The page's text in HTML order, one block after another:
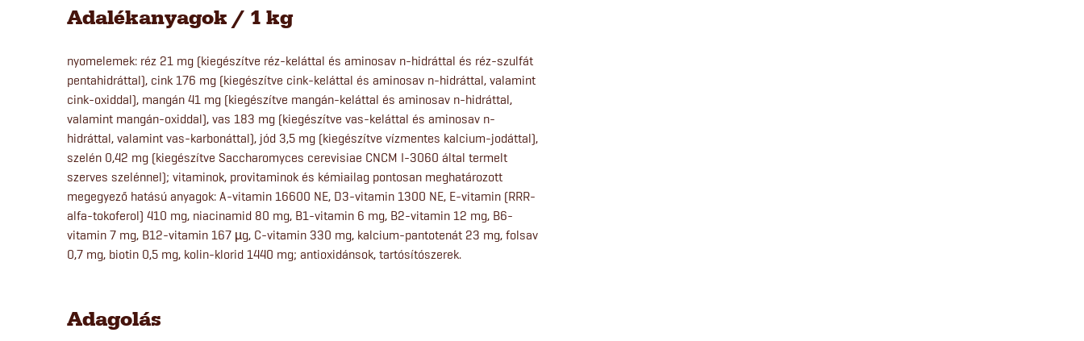
Adalékanyagok / 1 kg
nyomelemek: réz 21 mg (kiegészítve réz-keláttal és aminosav n-hidráttal és réz-szulfát
pentahidráttal), cink 176 mg (kiegészítve cink-keláttal és aminosav n-hidráttal, valamint
cink-oxiddal), mangán 41 mg (kiegészítve mangán-keláttal és aminosav n-hidráttal,
valamint mangán-oxiddal), vas 183 mg (kiegészítve vas-keláttal és aminosav n-
hidráttal, valamint vas-karbonáttal), jód 3,5 mg (kiegészítve vízmentes kalcium-jodáttal),
szelén 0,42 mg (kiegészítve Saccharomyces cerevisiae CNCM I-3060 által termelt
szerves szelénnel); vitaminok, provitaminok és kémiailag pontosan meghatározott
megegyező hatású anyagok: A-vitamin 16600 NE, D3-vitamin 1300 NE, E-vitamin (RRR-
alfa-tokoferol) 410 mg, niacinamid 80 mg, B1-vitamin 6 mg, B2-vitamin 12 mg, B6-
vitamin 7 mg, B12-vitamin 167 µg, C-vitamin 330 mg, kalcium-pantotenát 23 mg, folsav
0,7 mg, biotin 0,5 mg, kolin-klorid 1440 mg; antioxidánsok, tartósítószerek.
Adagolás